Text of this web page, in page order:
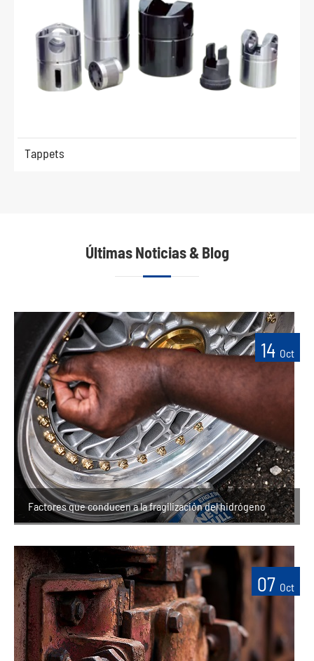
Tappets
Últimas Noticias & Blog
14 Oct
Factores que conducen a la fragilización del hidrógeno
07 Oct